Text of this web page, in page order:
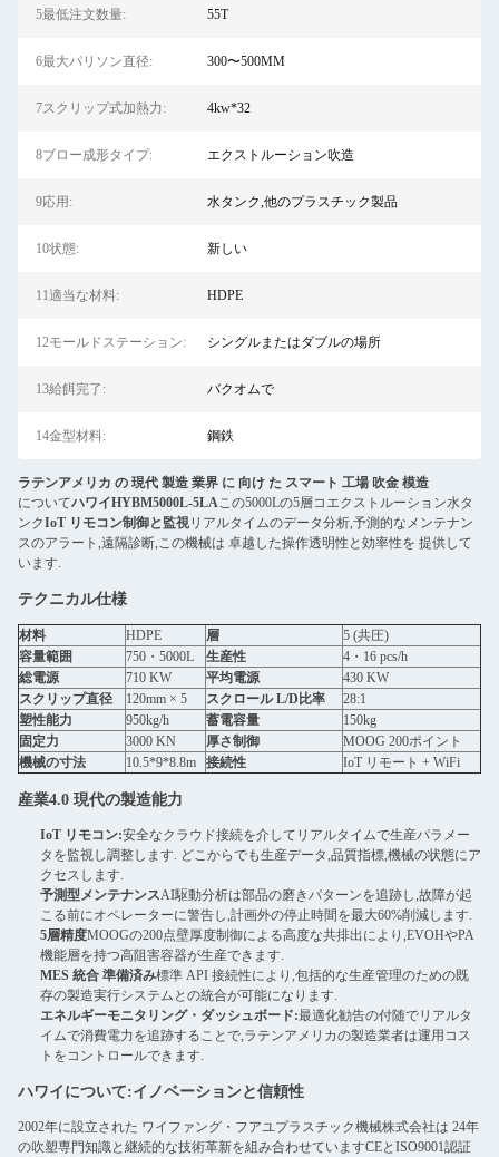
5最低注文数量: 55T
6最大パリソン直径: 300〜500MM
7スクリップ式加熱力: 4kw*32
8ブロー成形タイプ: エクストルーション吹造
9応用: 水タンク,他のプラスチック製品
10状態: 新しい
11適当な材料: HDPE
12モールドステーション: シングルまたはダブルの場所
13給餌完了: バクオムで
14金型材料: 鋼鉄
ラテンアメリカ の 現代 製造 業界 に 向け た スマート 工場 吹金 模造
についてハワイHYBM5000L-5LAこの5000Lの5層コエクストルーション水タ
ンクIoT リモコン制御と監視 リアルタイムのデータ分析,予測的なメンテナン
スのアラート,遠隔診断,この機械は 卓越した操作透明性と効率性を 提供して
います.
テクニカル仕様
材料 HDPE 層
5 (共圧)
容量範囲
750・5000L 生産性
4・16 pcs/h
総電源
710 KW 平均電源
430 KW
スクリップ直径
120mm × 5 スクロール L/D比率
28:1
塑性能力
950kg/h 蓄電容量
150kg
固定力
3000 KN 厚さ制御
MOOG 200ポイント
機械の寸法
10.5*9*8.8m 接続性 IoT リモート + WiFi
産業4.0 現代の製造能力
IoT リモコン:安全なクラウド接続を介してリアルタイムで生産パラメー
タを監視し調整します. どこからでも生産データ,品質指標,機械の状態にア
クセスします.
予測型メンテナンスAI駆動分析は部品の磨きパターンを追跡し,故障が起
こる前にオペレーターに警告し,計画外の停止時間を最大60%削減します.
5層精度MOOGの200点壁厚度制御による高度な共排出により,EVOHやPA
機能層を持つ高阻害容器が生産できます.
MES 統合 準備済み標準 API 接続性により,包括的な生産管理のための既
存の製造実行システムとの統合が可能になります.
エネルギーモニタリング・ダッシュボード:最適化勧告の付随でリアルタ
イムで消費電力を追跡することで,ラテンアメリカの製造業者は運用コス
トをコントロールできます.
ハワイについて:イノベーションと信頼性
2002年に設立された ワイファング・フアユプラスチック機械株式会社は 24年
の吹塑専門知識と継続的な技術革新を組み合わせていますCEとISO9001認証